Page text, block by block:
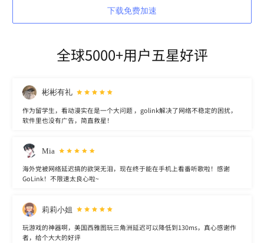
下载免费加速
全球5000+用户五星好评
彬彬有礼
作为留学生，看动漫实在是一个大问题 ，golink解决了网络不稳定的困扰，
软件里也没有广告，简直救星！
Mia
海外党被网络延迟搞的欲哭无泪，现在终于能在手机上看番听歌啦！感谢
GoLink！不限速太良心啦~
莉莉小姐
玩游戏的神器啊，美国西雅图玩三角洲延迟可以降低到130ms，真心感谢作
者，给个大大的好评